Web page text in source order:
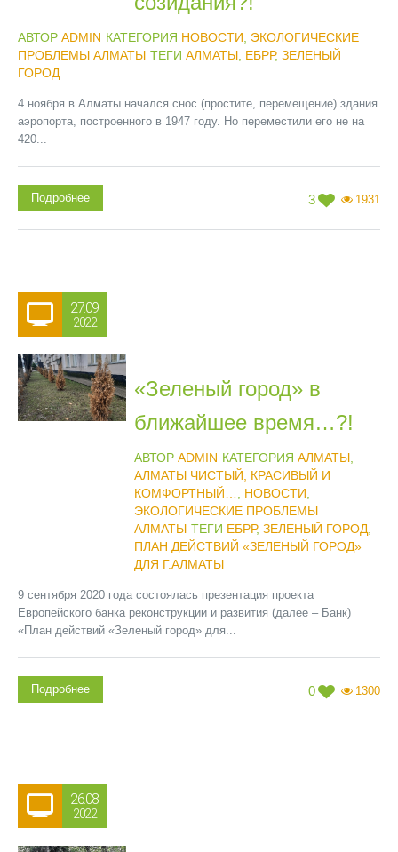
АВТОР ADMIN КАТЕГОРИЯ НОВОСТИ
ЭКОЛОГИЧЕСКИЕ
ПРОБЛЕМЫ АЛМАТЫ ТЕГИ АЛМАТЫ ЕБРР, ЗЕЛЕНЫЙ
ГОРОД
4 ноября в Алматы начался снос (простите, перемещение) здания
аэропорта, построенного в 1947 году. Но переместили его не на
420...
3 1931
Подробнее
27.09
2022
«Зеленый город» в
ближайшее время…?!
АВТОР ADMIN КАТЕГОРИЯ АЛМАТЫ,
АЛМАТЫ ЧИСТЫЙ, КРАСИВЫЙ И
КОМФОРТНЫЙ…
НОВОСТИ
ЭКОЛОГИЧЕСКИЕ ПРОБЛЕМЫ
АЛМАТЫ ТЕГИ ЕБРР, ЗЕЛЕНЫЙ ГОРОД,
ПЛАН ДЕЙСТВИЙ «ЗЕЛЕНЫЙ ГОРОД»
ДЛЯ Г.АЛМАТЫ
9 сентября 2020 года состоялась презентация проекта
Европейского банка реконструкции и развития (далее – Банк)
«План действий «Зеленый город» для...
0 1300
Подробнее
26.08
2022